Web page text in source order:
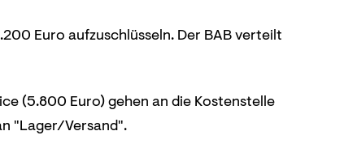
Euro aufzuschlüsseln. Der BAB verteilt
(5.800 Euro) gehen an die Kostenstelle
"Lager/Versand".